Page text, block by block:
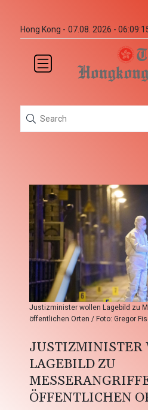
Hong Kong - 07.08. 2026 -
Justizminister wollen Lagebild zu
öffentlichen Orten / Foto: Gregor
JUSTIZMINISTER
LAGEBILD ZU
ÖFFENTLICHEN